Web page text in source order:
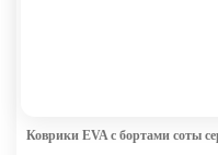
Коврики EVA с бортами соты